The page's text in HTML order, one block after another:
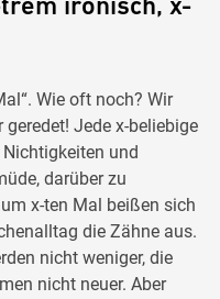
ironisch, x-
Wie oft noch? Wir
Jede x-beliebige
und
darüber zu
x-ten Mal beißen sich
die Zähne aus.
nicht weniger, die
nicht neuer. Aber